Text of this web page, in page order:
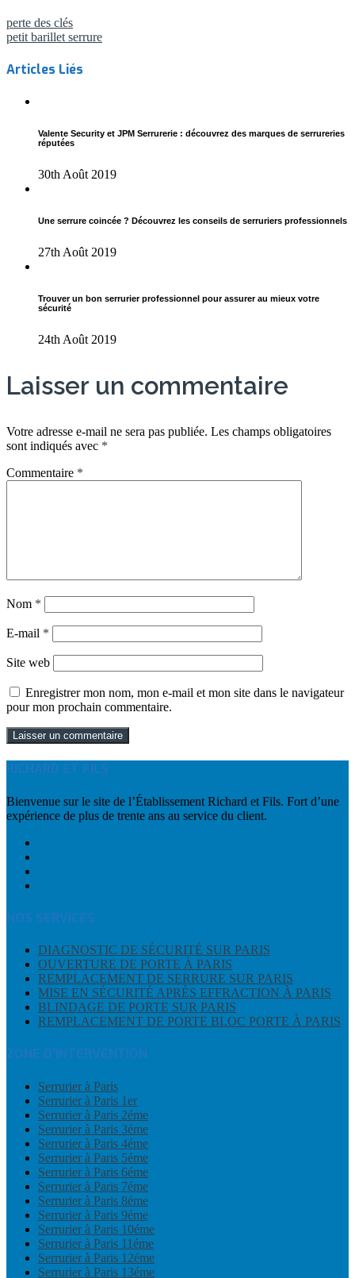
perte des clés
petit barillet serrure
Articles Liés
Valente Security et JPM Serrurerie : découvrez des marques de serrureries
réputées
30th Août 2019
Une serrure coincée ? Découvrez les conseils de serruriers professionnels
27th Août 2019
Trouver un bon serrurier professionnel pour assurer au mieux votre
sécurité
24th Août 2019
Laisser un commentaire
Votre adresse e-mail ne sera pas publiée. Les champs obligatoires
sont indiqués avec *
Commentaire *
Nom *
E-mail *
Site web
Enregistrer mon nom, mon e-mail et mon site dans le navigateur
pour mon prochain commentaire.
RICHARD ET FILS
Bienvenue sur le site de l’Établissement Richard et Fils. Fort d’une
expérience de plus de trente ans au service du client.
NOS SERVICES
DIAGNOSTIC DE SÉCURITÉ SUR PARIS
OUVERTURE DE PORTE À PARIS
REMPLACEMENT DE SERRURE SUR PARIS
MISE EN SÉCURITÉ APRÈS EFFRACTION À PARIS
BLINDAGE DE PORTE SUR PARIS
REMPLACEMENT DE PORTE BLOC PORTE À PARIS
ZONE D’INTERVENTION
Serrurier à Paris
Serrurier à Paris 1er
Serrurier à Paris 2éme
Serrurier à Paris 3éme
Serrurier à Paris 4éme
Serrurier à Paris 5éme
Serrurier à Paris 6éme
Serrurier à Paris 7éme
Serrurier à Paris 8éme
Serrurier à Paris 9éme
Serrurier à Paris 10éme
Serrurier à Paris 11éme
Serrurier à Paris 12éme
Serrurier à Paris 13éme